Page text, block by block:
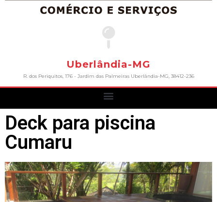
Uberlândia-MG
R. dos Periquitos, 176 - Jardim das Palmeiras Uberlândia-MG, 38412-236
Deck para piscina
Cumaru